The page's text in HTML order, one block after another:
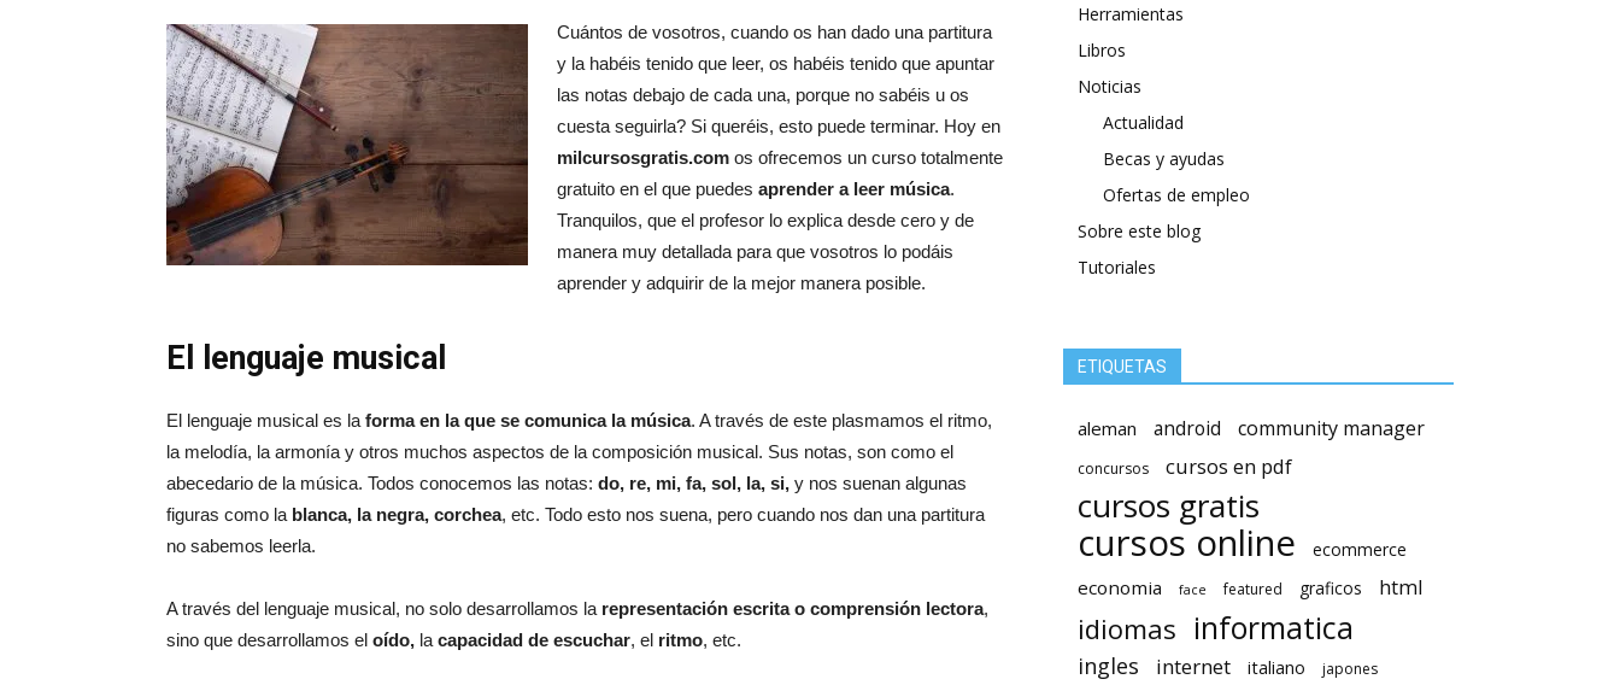
Cuántos de vosotros, cuando os han dado una partitura
y la habéis tenido que leer, os habéis tenido que apuntar
las notas debajo de cada una, porque no sabéis u os
cuesta seguirla? Si queréis, esto puede terminar. Hoy en
milcursosgratis.com os ofrecemos un curso totalmente
gratuito en el que puedes aprender a leer música.
Tranquilos, que el profesor lo explica desde cero y de
manera muy detallada para que vosotros lo podáis
aprender y adquirir de la mejor manera posible.
El lenguaje musical
El lenguaje musical es la forma en la que se comunica la música. A través de este plasmamos el ritmo,
la melodía, la armonía y otros muchos aspectos de la composición musical. Sus notas, son como el
abecedario de la música. Todos conocemos las notas: do, re, mi, fa, sol, la, si, y nos suenan algunas
figuras como la blanca, la negra, corchea, etc. Todo esto nos suena, pero cuando nos dan una partitura
no sabemos leerla.
A través del lenguaje musical, no solo desarrollamos la representación escrita o comprensión lectora,
sino que desarrollamos el oído, la capacidad de escuchar, el ritmo, etc.
Herramientas
Libros
Noticias
Actualidad
Becas y ayudas
Ofertas de empleo
Sobre este blog
Tutoriales
ETIQUETAS
aleman android community manager
concursos cursos en pdf
cursos gratis
cursos online ecommerce
economia face featured graficos html
idiomas informatica
ingles internet italiano japones